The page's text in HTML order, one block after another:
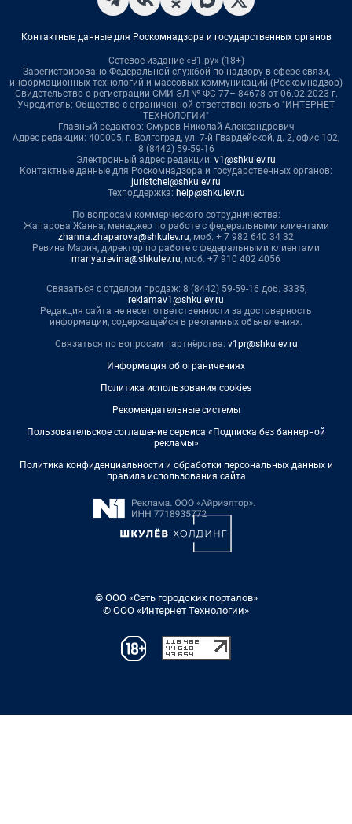
Контактные данные для Роскомнадзора и государственных органов
Сетевое издание «В1.ру» (18+)
Зарегистрировано Федеральной службой по надзору в сфере связи,
информационных технологий и массовых коммуникаций (Роскомнадзор)
Свидетельство о регистрации СМИ ЭЛ № ФС 77– 84678 от 06.02.2023 г.
Учредитель: Общество с ограниченной ответственностью "ИНТЕРНЕТ
ТЕХНОЛОГИИ"
Главный редактор: Смуров Николай Александрович
Адрес редакции: 400005, г. Волгоград, ул. 7-й Гвардейской, д. 2, офис 102,
8 (8442) 59-59-16
Электронный адрес редакции: v1@shkulev.ru
Контактные данные для Роскомнадзора и государственных органов:
juristchel@shkulev.ru
Техподдержка: help@shkulev.ru
По вопросам коммерческого сотрудничества:
Жапарова Жанна, менеджер по работе с федеральными клиентами
zhanna.zhaparova@shkulev.ru, моб. + 7 982 640 34 32
Ревина Мария, директор по работе с федеральными клиентами
mariya.revina@shkulev.ru, моб. +7 910 402 4056
Связаться с отделом продаж: 8 (8442) 59-59-16 доб. 3335,
reklamav1@shkulev.ru
Редакция сайта не несет ответственности за достоверность
информации, содержащейся в рекламных объявлениях.
Связаться по вопросам партнёрства: v1pr@shkulev.ru
Информация об ограничениях
Политика использования cookies
Рекомендательные системы
Пользовательское соглашение сервиса «Подписка без баннерной
рекламы»
Политика конфиденциальности и обработки персональных данных и
правила использования сайта
© ООО «Сеть городских порталов»
© ООО «Интернет Технологии»